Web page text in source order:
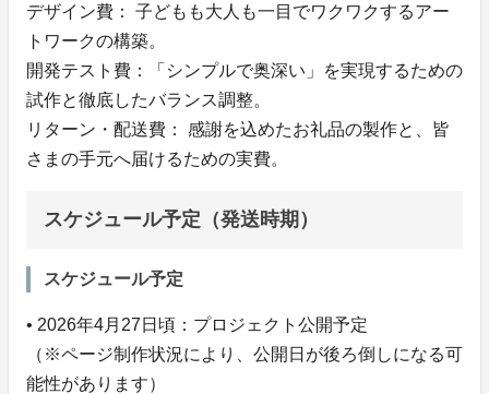
​デザイン費： 子どもも大人も一目でワクワクするアー
トワークの構築。
​開発テスト費：「シンプルで奥深い」を実現するための
試作と徹底したバランス調整。
​リターン・配送費： 感謝を込めたお礼品の製作と、皆
さまの手元へ届けるための実費。
スケジュール予定（発送時期）
スケジュール予定
• 2026年4月27日頃：プロジェクト公開予定
（※ページ制作状況により、公開日が後ろ倒しになる可
能性があります）